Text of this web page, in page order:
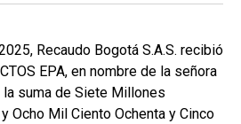
Recaudo Bogotá S.A.S. recibió
EPA, en nombre de la señora
la suma de Siete Millones
Ocho Mil Ciento Ochenta y Cinco